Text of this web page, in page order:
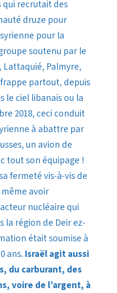
recrutait des
druze pour
pour la
soutenu par le
Lattaquié, Palmyre,
partout, depuis
le ciel libanais ou la
2018, ceci conduit
à abattre par
un avion de
tout son équipage !
fermeté vis-à-vis de
avoir
nucléaire qui
région de Deir ez-
était soumise à
ans.Israël agit aussi
du carburant, des
voire de l’argent, à